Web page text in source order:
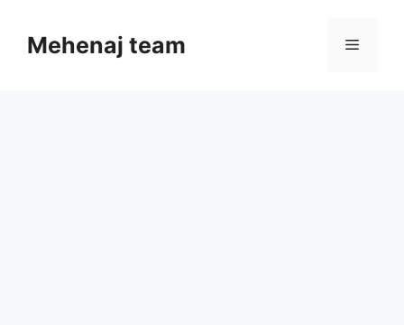
contentMehenaj team Menu